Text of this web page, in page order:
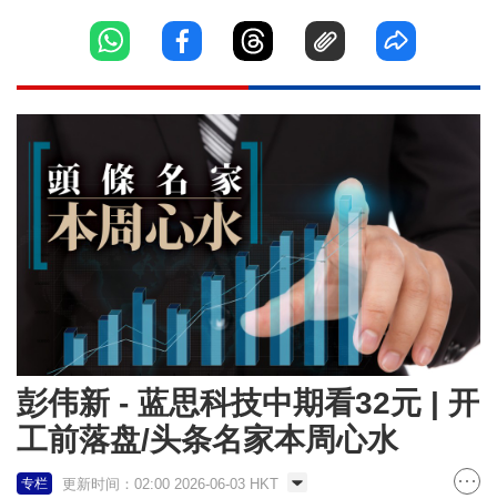
彭伟新 - 蓝思科技中期看32元 | 开
工前落盘/头条名家本周心水
专栏 更新时间：02:00 2026-06-03 HKT